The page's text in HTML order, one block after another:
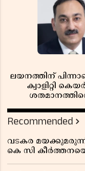
ലയനത്തിന്
ക്വാളിറ്റി
Recommended
വടകര
കെ സി